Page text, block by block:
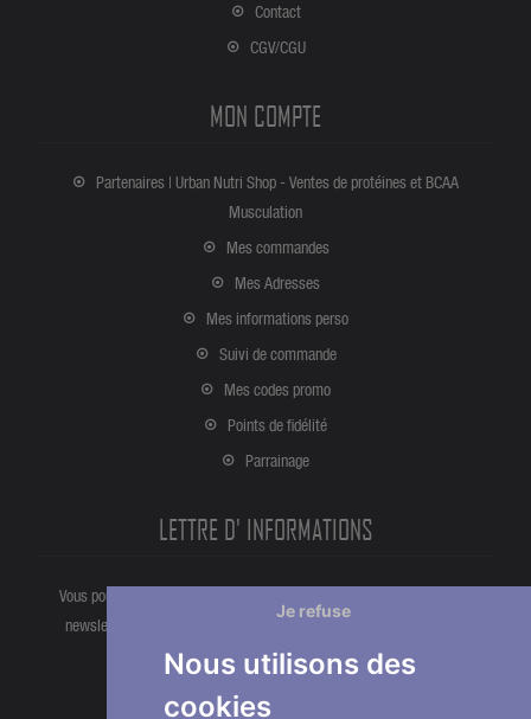
Nous utilisons des
cookies
Je refuse
Contact
CGV/CGU
MON COMPTE
Partenaires | Urban Nutri Shop - Ventes de protéines et BCAA
Musculation
Mes commandes
Mes Adresses
Mes informations perso
Suivi de commande
Mes codes promo
Points de fidélité
Parrainage
LETTRE D' INFORMATIONS
Vous pouvez vous désinscrire à tout moment directement partir de la
newsletter. Ou bien à partir de nos informations de contact dans les
conditions d'utlisation du site.